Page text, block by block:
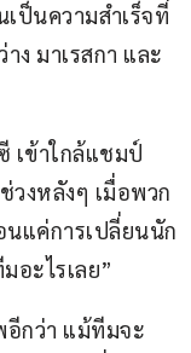
ป็นความสำเร็จที่
ง มาเรสกา และ
เข้าใกล้แชมป์
วงหลังๆ เมื่อพวก
นแค่การเปลี่ยนนัก
อะไรเลย”
อีกว่า แม้ทีมจะ